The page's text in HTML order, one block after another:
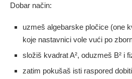
Dobar način:
uzmeš algebarske pločice (one
koje nastavnici vole vući po
složiš kvadrat A², oduzmeš B² i
zatim pokušaš isti raspored